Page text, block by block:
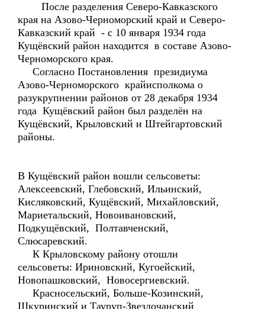
После разделения Северо-Кавказского
края на Азово-Черноморский край и Северо-
Кавказский край - с 10 января 1934 года
Кущёвский район находится в составе Азово-
Черноморского края.
Согласно Постановления президиума
Азово-Черноморского крайисполкома о
разукрупнении районов от 28 декабря 1934
года Кущёвский район был разделён на
Кущёвский, Крыловский и Штейгартовский
районы.
В Кущёвский район вошли сельсоветы:
Алексеевский, Глебовский, Ильинский,
Кисляковский, Кущёвский, Михайловский,
Мариетальский, Новоивановский,
Подкущёвский, Полтавченский,
Слюсаревский.
К Крыловскому району отошли
сельсоветы: Ириновский, Кугоейский,
Новопашковский, Новосергиевский.
Красносельский, Больше-Козинский,
Шкуринский и Тауруп-Звездочанский